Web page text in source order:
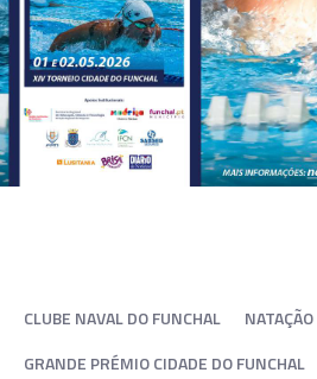
CLUBE NAVAL DO FUNCHAL
NATAÇÃO
GRANDE PRÉMIO CIDADE DO FUNCHAL